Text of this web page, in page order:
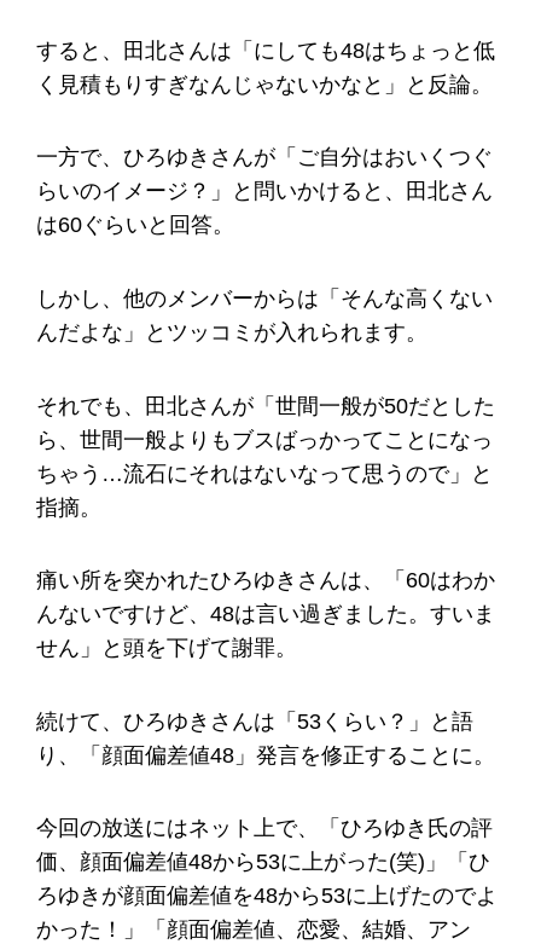
すると、田北さんは「にしても48はちょっと低
く見積もりすぎなんじゃないかなと」と反論。
一方で、ひろゆきさんが「ご自分はおいくつぐ
らいのイメージ？」と問いかけると、田北さん
は60ぐらいと回答。
しかし、他のメンバーからは「そんな高くない
んだよな」とツッコミが入れられます。
それでも、田北さんが「世間一般が50だとした
ら、世間一般よりもブスばっかってことになっ
ちゃう…流石にそれはないなって思うので」と
指摘。
痛い所を突かれたひろゆきさんは、「60はわか
んないですけど、48は言い過ぎました。すいま
せん」と頭を下げて謝罪。
続けて、ひろゆきさんは「53くらい？」と語
り、「顔面偏差値48」発言を修正することに。
今回の放送にはネット上で、「ひろゆき氏の評
価、顔面偏差値48から53に上がった(笑)」「ひ
ろゆきが顔面偏差値を48から53に上げたのでよ
かった！」「顔面偏差値、恋愛、結婚、アン